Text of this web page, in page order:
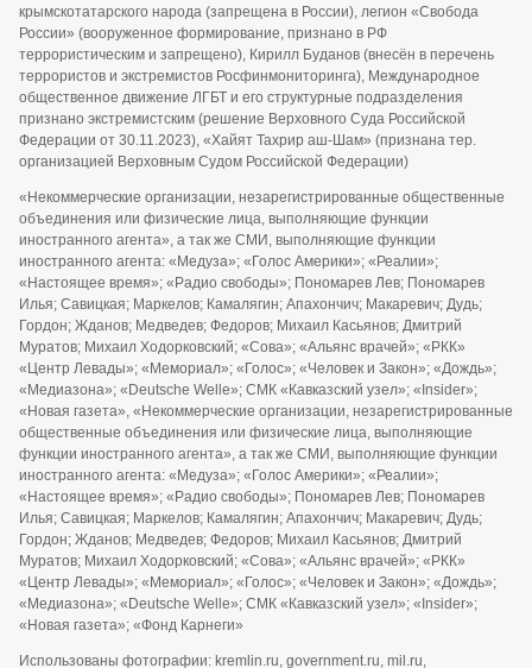
крымскотатарского народа (запрещена в России), легион «Свобода
России» (вооруженное формирование, признано в РФ
террористическим и запрещено), Кирилл Буданов (внесён в перечень
террористов и экстремистов Росфинмониторинга), Международное
общественное движение ЛГБТ и его структурные подразделения
признано экстремистским (решение Верховного Суда Российской
Федерации от 30.11.2023), «Хайят Тахрир аш-Шам» (признана тер.
организацией Верховным Судом Российской Федерации)
«Некоммерческие организации, незарегистрированные общественные
объединения или физические лица, выполняющие функции
иностранного агента», а так же СМИ, выполняющие функции
иностранного агента: «Медуза»; «Голос Америки»; «Реалии»;
«Настоящее время»; «Радио свободы»; Пономарев Лев; Пономарев
Илья; Савицкая; Маркелов; Камалягин; Апахончич; Макаревич; Дудь;
Гордон; Жданов; Медведев; Федоров; Михаил Касьянов; Дмитрий
Муратов; Михаил Ходорковский; «Сова»; «Альянс врачей»; «РКК»
«Центр Левады»; «Мемориал»; «Голос»; «Человек и Закон»; «Дождь»;
«Медиазона»; «Deutsche Welle»; СМК «Кавказский узел»; «Insider»;
«Новая газета», «Некоммерческие организации, незарегистрированные
общественные объединения или физические лица, выполняющие
функции иностранного агента», а так же СМИ, выполняющие функции
иностранного агента: «Медуза»; «Голос Америки»; «Реалии»;
«Настоящее время»; «Радио свободы»; Пономарев Лев; Пономарев
Илья; Савицкая; Маркелов; Камалягин; Апахончич; Макаревич; Дудь;
Гордон; Жданов; Медведев; Федоров; Михаил Касьянов; Дмитрий
Муратов; Михаил Ходорковский; «Сова»; «Альянс врачей»; «РКК»
«Центр Левады»; «Мемориал»; «Голос»; «Человек и Закон»; «Дождь»;
«Медиазона»; «Deutsche Welle»; СМК «Кавказский узел»; «Insider»;
«Новая газета»; «Фонд Карнеги»
Использованы фотографии: kremlin.ru, government.ru, mil.ru,